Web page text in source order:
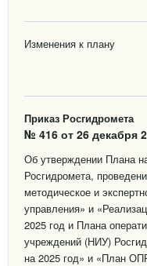
Изменения к плану
Приказ Росгидромета
№ 416 от 26 декабря
Об утверждении Плана
Росгидромета,
методическое и
управления» и
2025 год и Плана
учреждений (НИУ)
на 2025 год» и «План